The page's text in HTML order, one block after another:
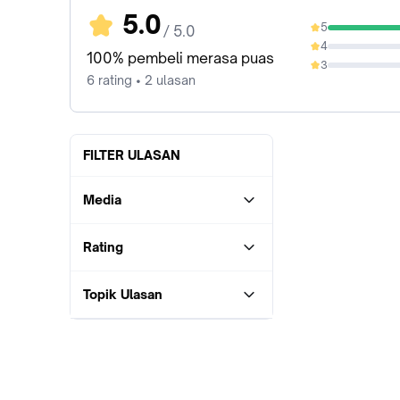
5.0 / 5.0
100% pembeli merasa puas
6 rating • 2 ulasan
5
100%
4
0%
3
0%
FILTER ULASAN
Media
Rating
Topik Ulasan